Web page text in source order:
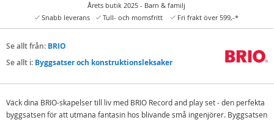
Årets butik 2025 - Barn & familj
Snabb leverans
Tull- och momsfritt Fri frakt över 599,-*
Se allt från: BRIO
Se allt i: Byggsatser och konstruktionsleksaker
Väck dina BRIO-skapelser till liv med BRIO Record and play set - den perfekta
byggsatsen för att utmana fantasin hos blivande små ingenjörer. Byggsatsen